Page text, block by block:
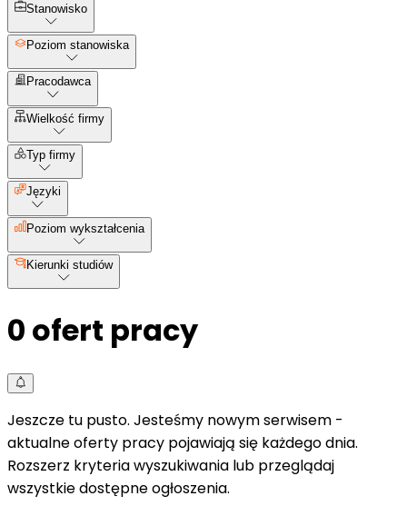
Stanowisko
Poziom stanowiska
Pracodawca
Wielkość firmy
Typ firmy
Języki
Poziom wykształcenia
Kierunki studiów
0 ofert pracy
Jeszcze tu pusto. Jesteśmy nowym serwisem -
aktualne oferty pracy pojawiają się każdego dnia.
Rozszerz kryteria wyszukiwania lub przeglądaj
wszystkie dostępne ogłoszenia.